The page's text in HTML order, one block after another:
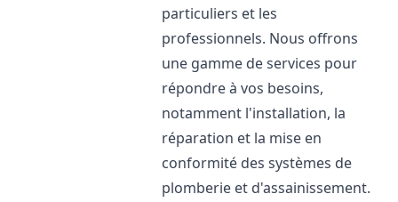
particuliers et les
professionnels. Nous offrons
une gamme de services pour
répondre à vos besoins,
notamment l'installation, la
réparation et la mise en
conformité des systèmes de
plomberie et d'assainissement.